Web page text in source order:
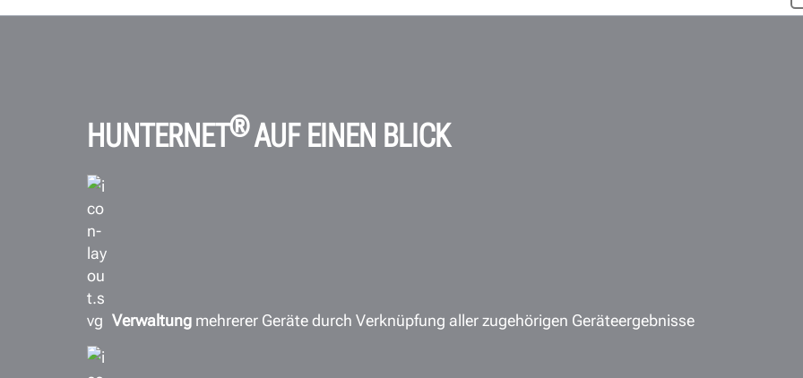
HUNTERNET®AUF EINEN BLICK
Verwaltung mehrerer Geräte durch Verknüpfung aller zugehörigen Geräteergebnisse